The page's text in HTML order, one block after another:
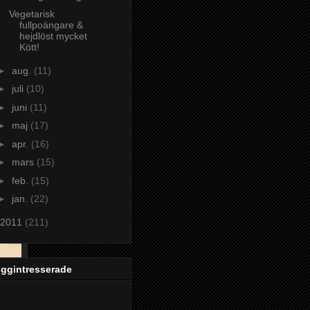
Vegetarisk
fullpoängare &
hejdlöst mycket
Kött!
aug. (11)
juli (10)
juni (11)
maj (17)
apr. (16)
mars (15)
feb. (15)
jan. (22)
2011 (211)